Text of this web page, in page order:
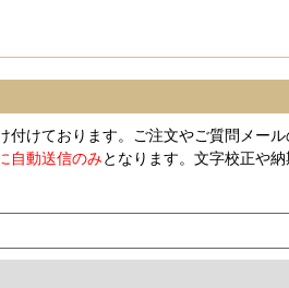
付けております。ご注文やご質問メー
自動送信のみとなります。文字校正や